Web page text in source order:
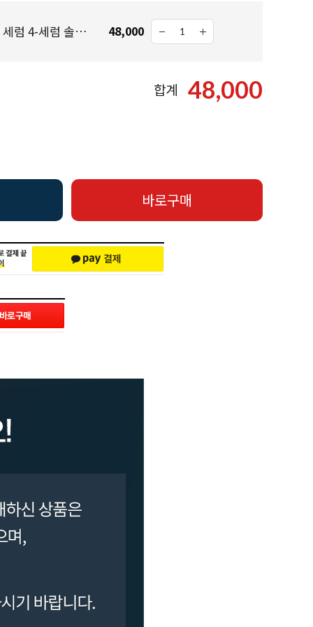
★추가증정★ 오일 인 세럼 4-세럼 솔루션 세트 (30ml x4) +미드나이트스페셜 세트 1세트 증정 48,000
합계 48,000
바로구매